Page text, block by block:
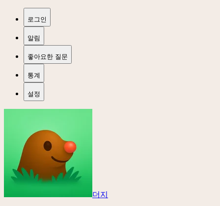
로그인
알림
좋아요한 질문
통계
설정
더지